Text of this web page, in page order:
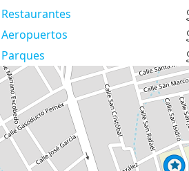
Restaurantes
Aeropuertos
Parques